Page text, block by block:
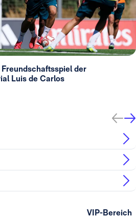
der
Luis de Carlos
VIP-Bereich